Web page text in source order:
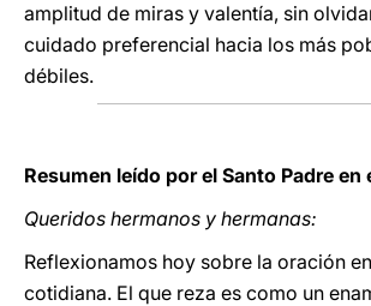
amplitud de miras y valentía, sin
cuidado preferencial hacia los más
débiles.
Resumen leído por el Santo Padre en
Queridos hermanos y hermanas:
Reflexionamos hoy sobre la oración
cotidiana. El que reza es como un